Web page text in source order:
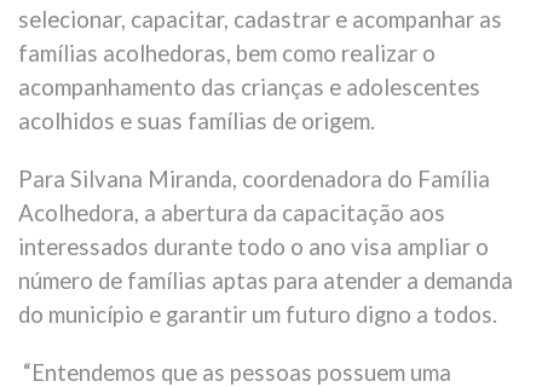
selecionar, capacitar, cadastrar e acompanhar as
famílias acolhedoras, bem como realizar o
acompanhamento das crianças e adolescentes
acolhidos e suas famílias de origem.
Para Silvana Miranda, coordenadora do Família
Acolhedora, a abertura da capacitação aos
interessados durante todo o ano visa ampliar o
número de famílias aptas para atender a demanda
do município e garantir um futuro digno a todos.
“Entendemos que as pessoas possuem uma